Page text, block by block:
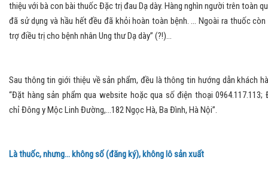
thiệu với bà con bài thuốc Đặc trị đau Dạ dày. Hàng nghìn người trên toàn
đã sử dụng và hầu hết đều đã khỏi hoàn toàn bệnh. ... Ngoài ra thuốc còn
trợ điều trị cho bệnh nhân Ung thư Dạ dày” (?!)...
Sau thông tin giới thiệu về sản phẩm, đều là thông tin hướng dẫn khách
“Đặt hàng sản phẩm qua website hoặc qua số điện thoại 0964.117.113;
chỉ Đông y Mộc Linh Đường,...182 Ngọc Hà, Ba Đình, Hà Nội”.
Là thuốc, nhưng... không số (đăng ký), không lô sản xuất